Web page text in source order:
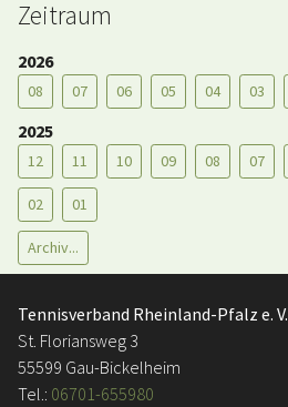
Zeitraum
2026
08 07 06 05 04 03
2025
12 11 10 09 08 07
02 01
Archiv...
Tennisverband Rheinland-Pfalz e. V.
St. Floriansweg 3
55599 Gau-Bickelheim
Tel.: 06701-655980